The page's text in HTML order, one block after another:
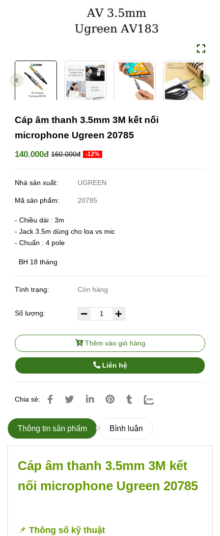
Cáp âm thanh 3.5mm 3M kết nối
microphone Ugreen 20785
140.000đ 160.000đ -12%
Nhà sản xuất: UGREEN
Mã sản phẩm: 20785
- Chiều dài : 3m
- Jack 3.5m dùng cho loa vs mic
- Chuẩn : 4 pole
BH 18 tháng
Tình trạng: Còn hàng
Số lượng:
Thêm vào giỏ hàng
Liên hệ
Chia sẻ:
Thông tin sản phẩm Bình luận
Cáp âm thanh 3.5mm 3M kết
nối microphone Ugreen 20785
📌 Thông số kỹ thuật